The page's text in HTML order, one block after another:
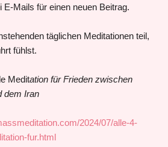
Mails für einen neuen Beitrag.
täglichen Meditationen teil,
fühlst.
Meditation für Frieden zwischen
dem Iran
2024/07/alle-4-
fur.html